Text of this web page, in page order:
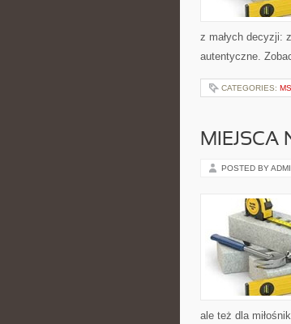
z małych decyzji:
autentyczne.
CATEGORIES:
MIEJSCA
POSTED BY
ale też dla